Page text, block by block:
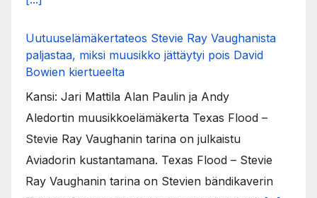
Uutuuselämäkertateos Stevie Ray Vaughanista
paljastaa, miksi muusikko jättäytyi pois David
Bowien kiertueelta
Kansi: Jari Mattila Alan Paulin ja Andy
Aledortin muusikkoelämäkerta Texas Flood –
Stevie Ray Vaughanin tarina on julkaistu
Aviadorin kustantamana. Texas Flood – Stevie
Ray Vaughanin tarina on Stevien bändikaverin